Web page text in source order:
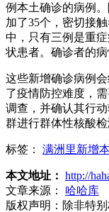
例本土确诊的病例
加了35个，密切接
中，只有三例是重
状患者。确诊者的病
这些新增确诊病例
了疫情防控难度，
调查，并确认其行
群进行群体性核酸
标签： 满洲里新增
本文地址： http://
文章来源：
哈哈库
版权声明： 除非特